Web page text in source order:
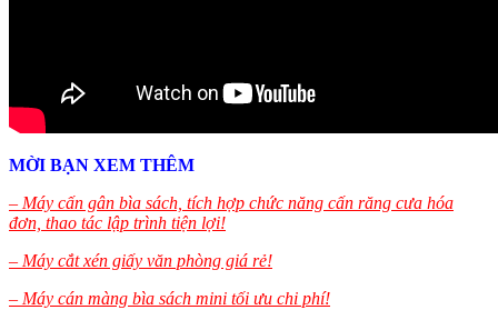
MỜI BẠN XEM THÊM
– Máy cấn gân bìa sách, tích hợp chức năng cấn răng cưa hóa
đơn, thao tác lập trình tiện lợi!
– Máy cắt xén giấy văn phòng giá rẻ!
– Máy cán màng bìa sách mini tối ưu chi phí!